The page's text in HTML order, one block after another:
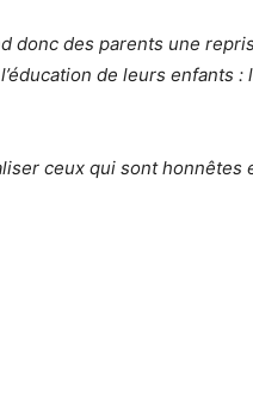
donc des parents une
de leurs enfants :
ceux qui sont honnêtes